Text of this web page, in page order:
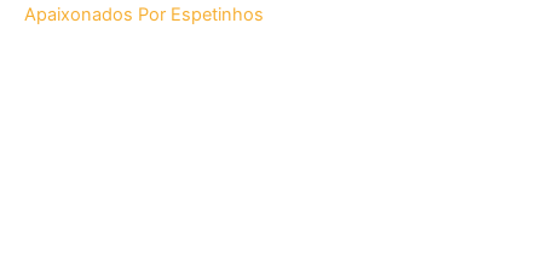
Apaixonados Por Espetinhos